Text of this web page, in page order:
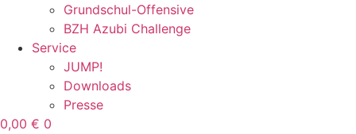
Grundschul-Offensive
BZH Azubi Challenge
Service
JUMP!
Downloads
Presse
0,00 € 0